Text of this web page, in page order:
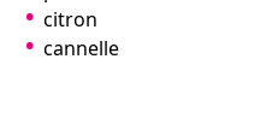
citron
cannelle